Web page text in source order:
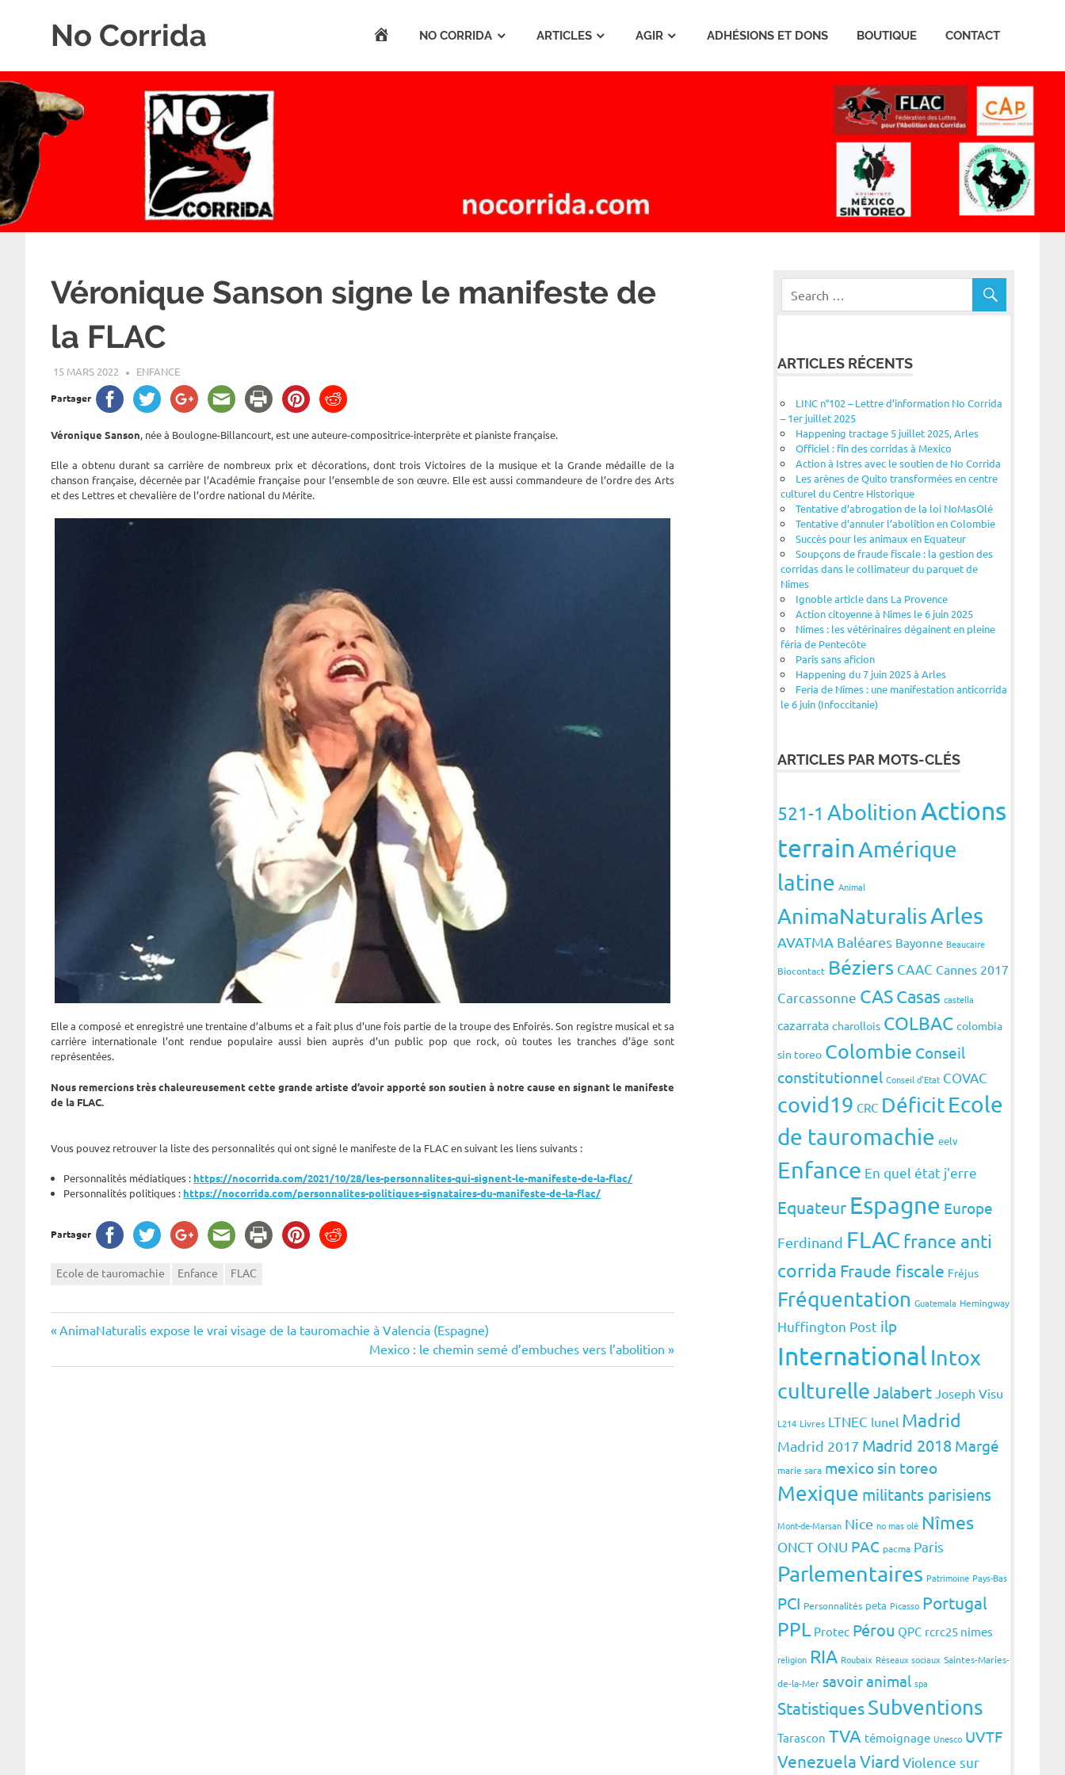
No Corrida
la
corrida
ACCUEILNO CORRIDA ARTICLES AGIR ADHÉSIONS ET DONS BOUTIQUE CONTACT
Véronique Sanson signe le manifeste de
la FLAC
15 MARS 2022 ROGER LAHANA
ENFANCE
Partager
Véronique Sanson, née à Boulogne-Billancourt, est une auteure-compositrice-interprète et pianiste française.
Elle a obtenu durant sa carrière de nombreux prix et décorations, dont trois Victoires de la musique et la Grande médaille de la
chanson française, décernée par l’Académie française pour l’ensemble de son œuvre. Elle est aussi commandeure de l’ordre des Arts
et des Lettres et chevalière de l’ordre national du Mérite.
Elle a composé et enregistré une trentaine d’albums et a fait plus d’une fois partie de la troupe des Enfoirés. Son registre musical et sa
carrière internationale l’ont rendue populaire aussi bien auprès d’un public pop que rock, où toutes les tranches d’âge sont
représentées.
Nous remercions très chaleureusement cette grande artiste d’avoir apporté son soutien à notre cause en signant le manifeste
de la FLAC.
Vous pouvez retrouver la liste des personnalités qui ont signé le manifeste de la FLAC en suivant les liens suivants :
Personnalités médiatiques : https://nocorrida.com/2021/10/28/les-personnalites-qui-signent-le-manifeste-de-la-flac/
Personnalités politiques : https://nocorrida.com/personnalites-politiques-signataires-du-manifeste-de-la-flac/
Partager
Ecole de tauromachie Enfance FLAC
Navigation
de
Previous
AnimaNaturalis expose le vrai visage de la tauromachie à Valencia (Espagne)
Next
Post:
Mexico : le chemin semé d’embuches vers l’abolition
ARTICLES RÉCENTS
LINC n°102 – Lettre d’information No Corrida
– 1er juillet 2025
Happening tractage 5 juillet 2025, Arles
Officiel : fin des corridas à Mexico
Action à Istres avec le soutien de No Corrida
Les arènes de Quito transformées en centre
culturel du Centre Historique
Tentative d’abrogation de la loi NoMasOlé
Tentative d’annuler l’abolition en Colombie
Succès pour les animaux en Equateur
Soupçons de fraude fiscale : la gestion des
corridas dans le collimateur du parquet de
Nîmes
Ignoble article dans La Provence
Action citoyenne à Nîmes le 6 juin 2025
Nîmes : les vétérinaires dégainent en pleine
féria de Pentecôte
Paris sans aficion
Happening du 7 juin 2025 à Arles
Feria de Nîmes : une manifestation anticorrida
le 6 juin (Infoccitanie)
ARTICLES PAR MOTS-CLÉS
521-1 AbolitionActions
terrainAmérique
latine Animal
AnimaNaturalisArles
AVATMA Baléares Bayonne Beaucaire
Biocontact Béziers CAAC Cannes 2017
Carcassonne CASCasas castella
cazarrata charollois COLBAC colombia
sin toreo Colombie Conseil
constitutionnel Conseil d'Etat COVAC
covid19 CRC DéficitEcole
de tauromachie eelv
Enfance En quel état j'erre
Equateur Espagne Europe
Ferdinand FLAC france anti
corrida Fraude fiscale Fréjus
Fréquentation Guatemala Hemingway
Huffington Post ilp
International Intox
culturelle Jalabert Joseph Visu
L214 Livres LTNEC lunel Madrid
Madrid 2017 Madrid 2018 Margé
marie sara mexico sin toreo
Mexique militants parisiens
Mont-de-Marsan Nice no mas olé Nîmes
ONCT ONU PAC pacma Paris
Parlementaires Patrimoine Pays-Bas
PCI Personnalités peta Picasso Portugal
PPL Protec Pérou QPC rcrc25 nimes
religion RIA Roubaix Réseaux sociaux Saintes-Maries-
de-la-Mer savoir animal spa
StatistiquesSubventions
Tarascon TVA témoignage Unesco UVTF
VenezuelaViard Violence sur